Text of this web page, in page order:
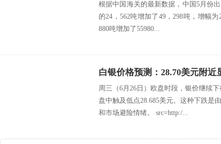
根据中国海关的最新数据，中国5月份
的24，562吨增加了49，298吨，增幅
880吨增加了55980...
周三（6月26日）欧盘时段，银价继续
盘中触及低点28.685美元。这种下跌是
和市场避险情绪。 src=http:/...